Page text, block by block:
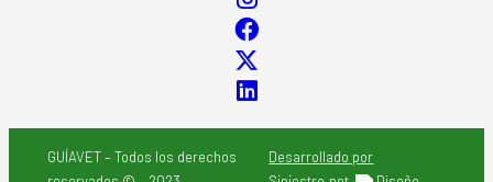
GUÍAVET – Todos los derechos
Desarrollado por